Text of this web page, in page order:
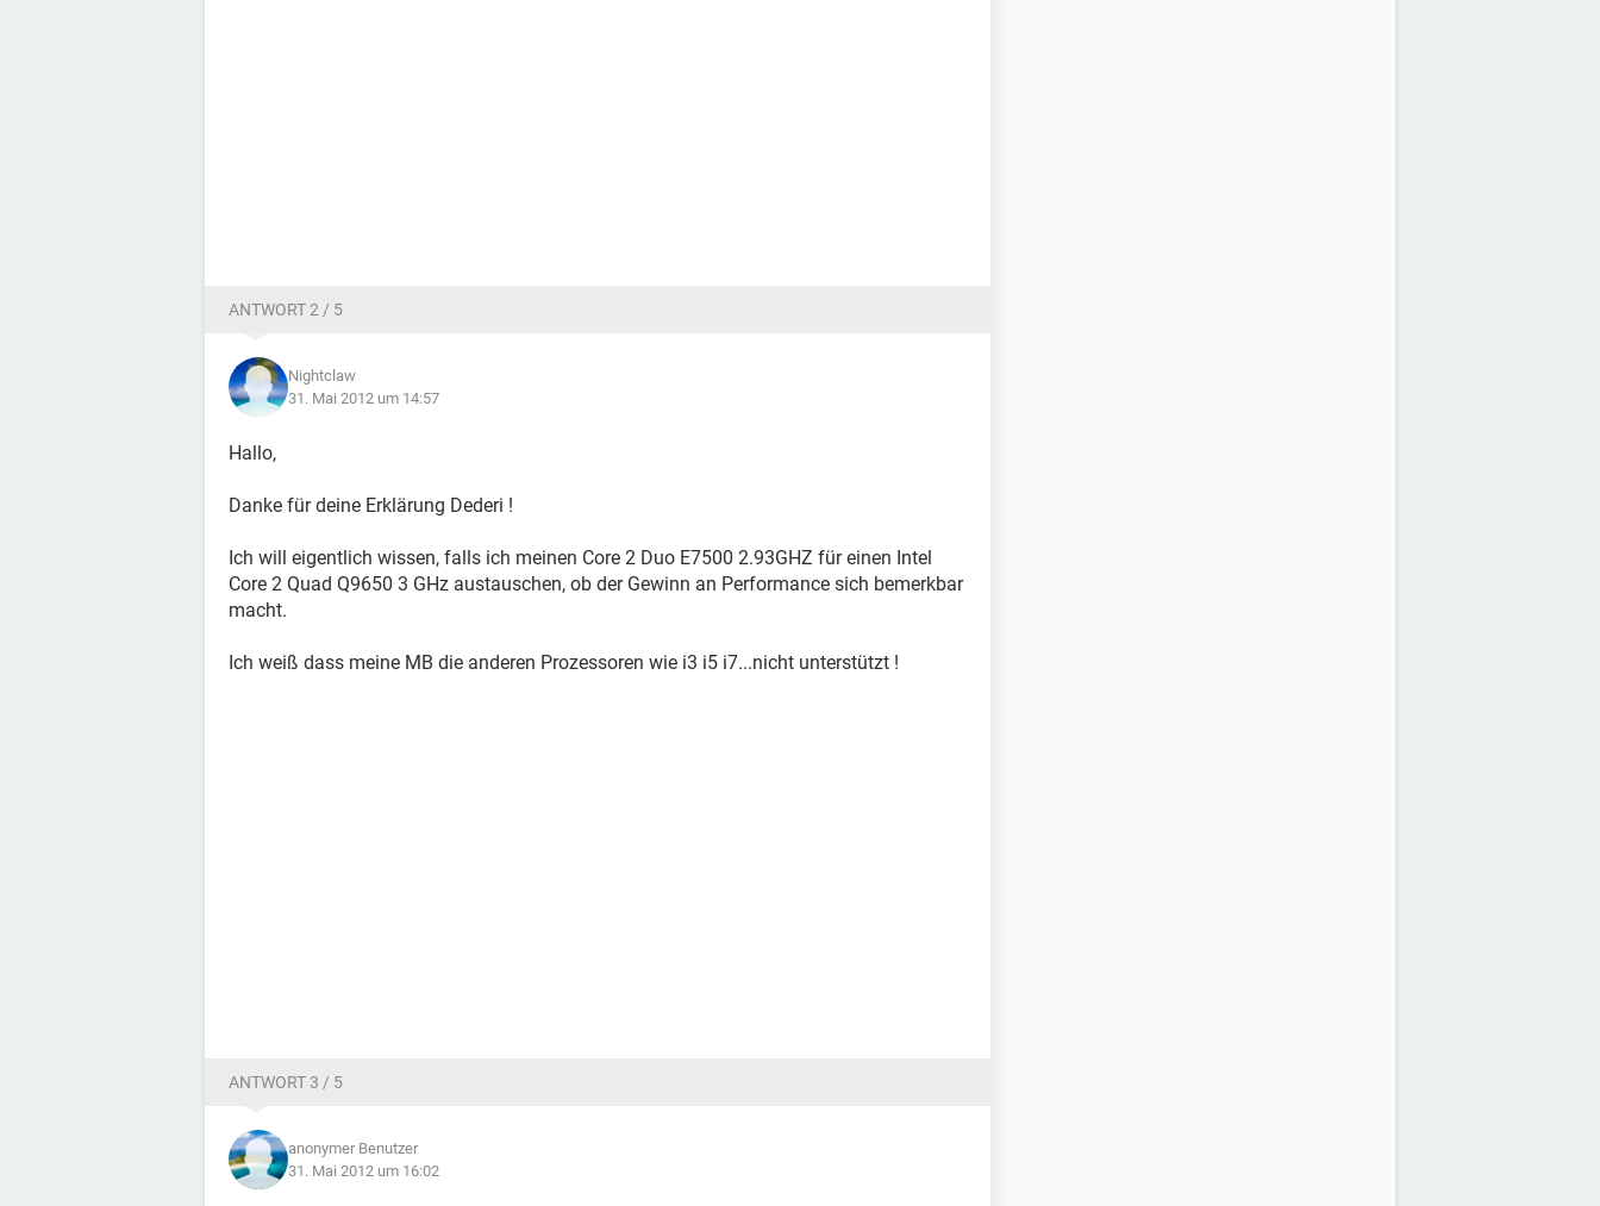
ANTWORT 2 / 5
Nightclaw
31. Mai 2012 um 14:57
Hallo,
Danke für deine Erklärung Dederi !
Ich will eigentlich wissen, falls ich meinen Core 2 Duo E7500 2.93GHZ für einen Intel
Core 2 Quad Q9650 3 GHz austauschen, ob der Gewinn an Performance sich bemerkbar
macht.
Ich weiß dass meine MB die anderen Prozessoren wie i3 i5 i7...nicht unterstützt !
ANTWORT 3 / 5
anonymer Benutzer
31. Mai 2012 um 16:02